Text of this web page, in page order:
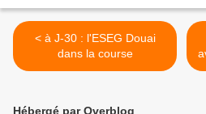
< à J-30 : l'ESEG Douai
dans la course
Hébergé par Overblog